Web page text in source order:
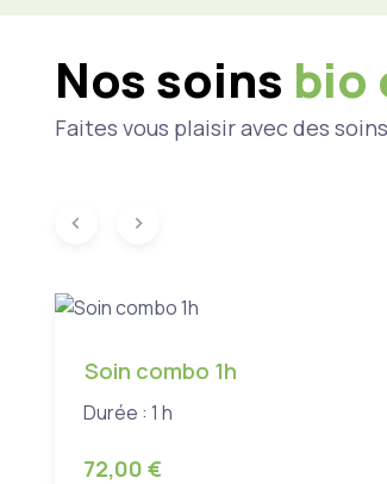
Nos soins bio
Faites vous plaisir avec des
Soin combo 1h
Durée : 1 h
72,00 €